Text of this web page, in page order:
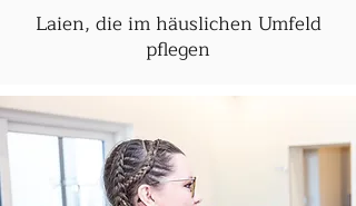
Laien, die im häuslichen Umfeld
pflegen